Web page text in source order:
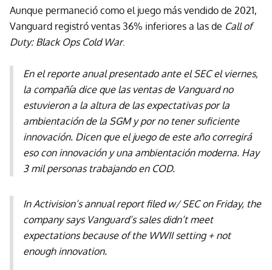
Aunque permaneció como el juego más vendido de 2021,
Vanguard registró ventas 36% inferiores a las de Call of
Duty: Black Ops Cold War.
En el reporte anual presentado ante el SEC el viernes,
la compañía dice que las ventas de Vanguard no
estuvieron a la altura de las expectativas por la
ambientación de la SGM y por no tener suficiente
innovación. Dicen que el juego de este año corregirá
eso con innovación y una ambientación moderna. Hay
3 mil personas trabajando en COD.
In Activision’s annual report filed w/ SEC on Friday, the
company says Vanguard’s sales didn’t meet
expectations because of the WWII setting + not
enough innovation.